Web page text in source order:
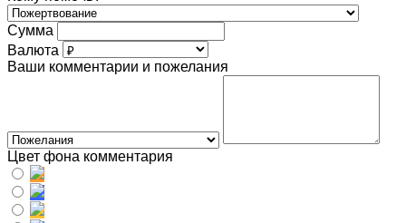
Сумма
Валюта
Ваши комментарии и пожелания
Цвет фона комментария